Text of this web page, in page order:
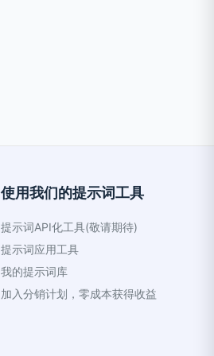
使用我们的提示词工具
提示词API化工具(敬请期待)
提示词应用工具
我的提示词库
加入分销计划，零成本获得收益